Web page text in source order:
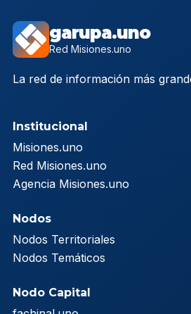
garupa.uno
Red Misiones.uno
La red de información más
Institucional
Misiones.uno
Red Misiones.uno
Agencia Misiones.uno
Nodos
Nodos Territoriales
Nodos Temáticos
Nodo Capital